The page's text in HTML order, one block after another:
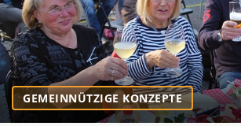
GEMEINNÜTZIGE KONZEPTE